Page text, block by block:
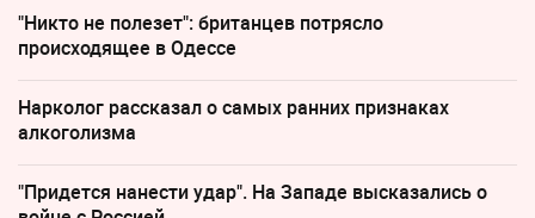
"Никто не полезет": британцев потрясло
происходящее в Одессе
Нарколог рассказал о самых ранних признаках
алкоголизма
"Придется нанести удар". На Западе высказались о